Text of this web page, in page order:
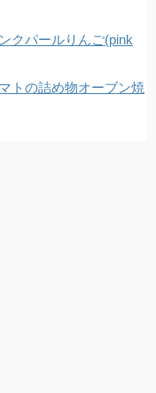
クパールりんご(pink
トの詰め物オーブン焼